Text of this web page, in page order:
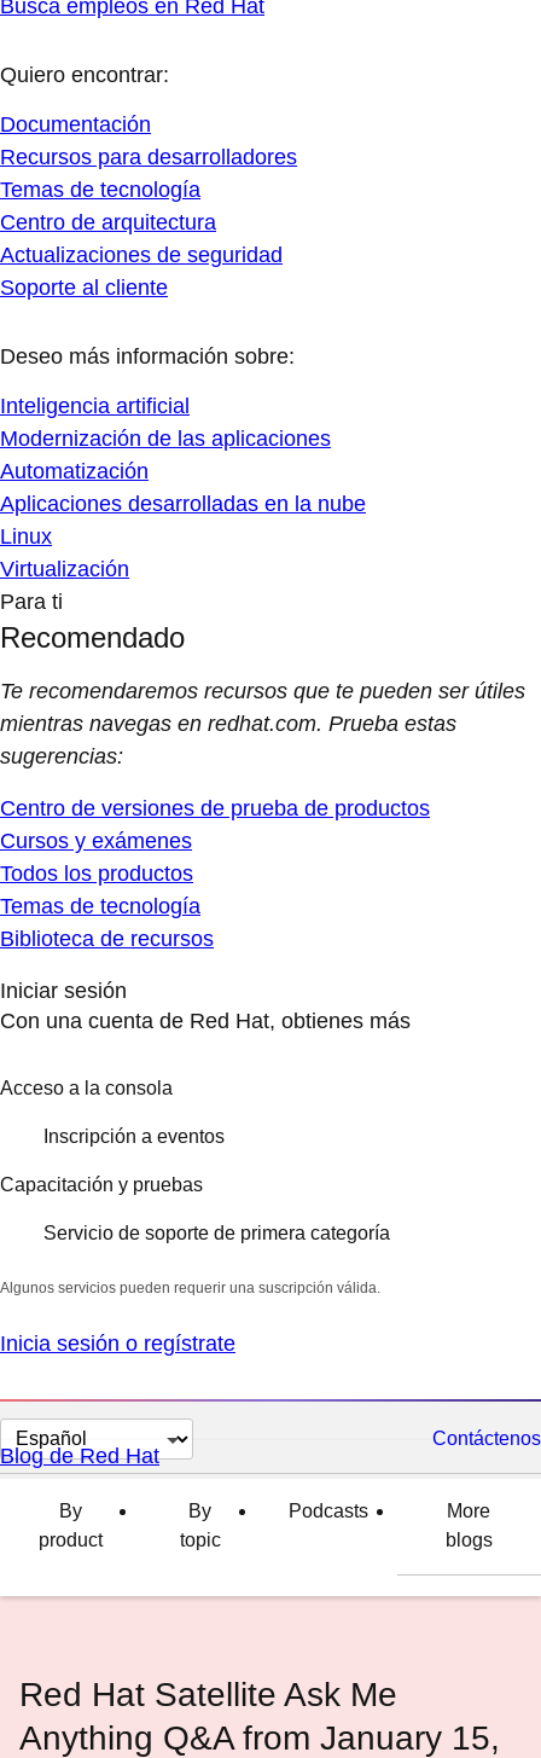
Busca empleos en Red Hat
Quiero encontrar:
Documentación
Recursos para desarrolladores
Temas de tecnología
Centro de arquitectura
Actualizaciones de seguridad
Soporte al cliente
Deseo más información sobre:
Inteligencia artificial
Modernización de las aplicaciones
Automatización
Aplicaciones desarrolladas en la nube
Linux
Virtualización
Para ti
Recomendado
Te recomendaremos recursos que te pueden ser útiles
mientras navegas en redhat.com. Prueba estas
sugerencias:
Centro de versiones de prueba de productos
Cursos y exámenes
Todos los productos
Temas de tecnología
Biblioteca de recursos
Iniciar sesión
Con una cuenta de Red Hat, obtienes más
Acceso a la consola
Inscripción a eventos
Capacitación y pruebas
Servicio de soporte de primera categoría
Algunos servicios pueden requerir una suscripción válida.
Inicia sesión o regístrate
Cambiar
el
idioma
Contáctenos
Blog de Red Hat
By
product
By
topic
Podcasts
More
blogs
Red Hat Satellite Ask Me
Anything Q&A from January 15,